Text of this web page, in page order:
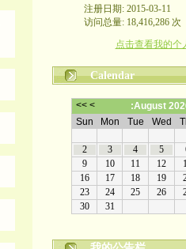
注册日期: 2015-03-11
访问总量: 18,416,286 次
点击查看我的个
Calendar